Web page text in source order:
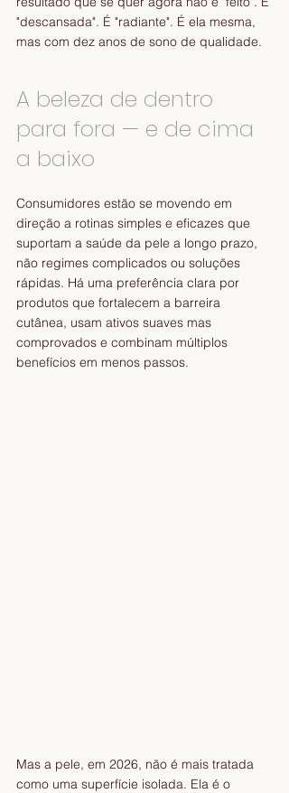
"descansada". É "radiante". É ela mesma,
mas com dez anos de sono de qualidade.
A beleza de dentro
para fora — e de cima
a baixo
Consumidores estão se movendo em
direção a rotinas simples e eficazes que
suportam a saúde da pele a longo prazo,
não regimes complicados ou soluções
rápidas. Há uma preferência clara por
produtos que fortalecem a barreira
cutânea, usam ativos suaves mas
comprovados e combinam múltiplos
benefícios em menos passos.
Mas a pele, em 2026, não é mais tratada
como uma superfície isolada. Ela é o